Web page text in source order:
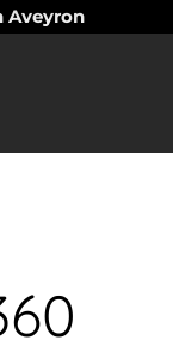
Aveyron